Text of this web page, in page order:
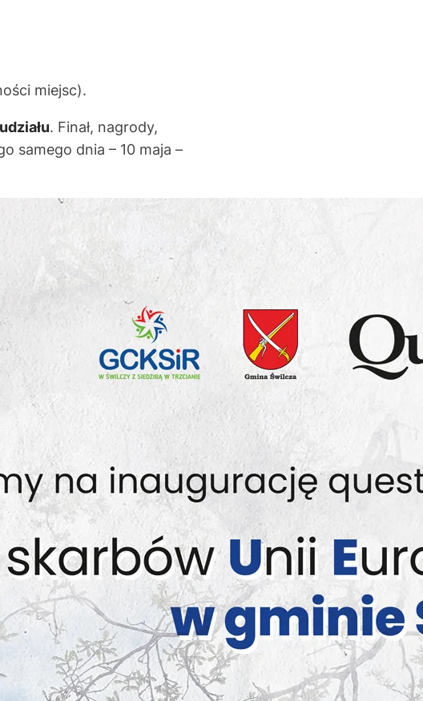
miejsc).
. Finał, nagrody,
samego dnia – 10 maja –